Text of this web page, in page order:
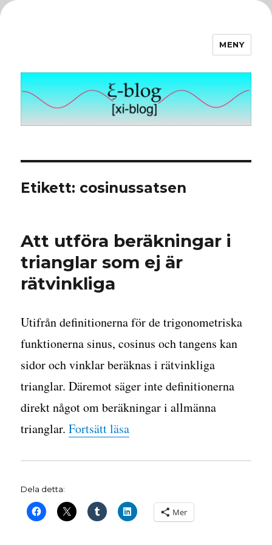
MENY
Etikett: cosinussatsen
Att utföra beräkningar i
trianglar som ej är
rätvinkliga
Utifrån definitionerna för de trigonometriska
funktionerna sinus, cosinus och tangens kan
sidor och vinklar beräknas i rätvinkliga
trianglar. Däremot säger inte definitionerna
direkt något om beräkningar i allmänna
trianglar.Fortsätt läsa”Att utföra beräkningar i
Dela detta:
Mer